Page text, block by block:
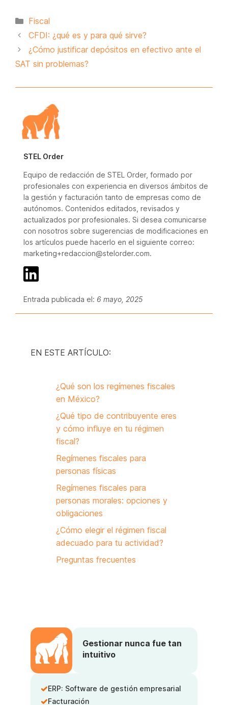
Categorías
Fiscal
CFDI: ¿qué es y para qué sirve?
¿Cómo justificar depósitos en efectivo ante el
SAT sin problemas?
STEL Order
Equipo de redacción de STEL Order, formado por
profesionales con experiencia en diversos ámbitos de
la gestión y facturación tanto de empresas como de
autónomos. Contenidos editados, revisados y
actualizados por profesionales. Si desea comunicarse
con nosotros sobre sugerencias de modificaciones en
los artículos puede hacerlo en el siguiente correo:
marketing+redaccion@stelorder.com.
Entrada publicada el: 6 mayo, 2025
EN ESTE ARTÍCULO:
¿Qué son los regímenes fiscales
en México?
¿Qué tipo de contribuyente eres
y cómo influye en tu régimen
fiscal?
Regímenes fiscales para
personas físicas
Regímenes fiscales para
personas morales: opciones y
obligaciones
¿Cómo elegir el régimen fiscal
adecuado para tu actividad?
Preguntas frecuentes
Gestionar nunca fue tan
intuitivo
ERP: Software de gestión empresarial
Facturación